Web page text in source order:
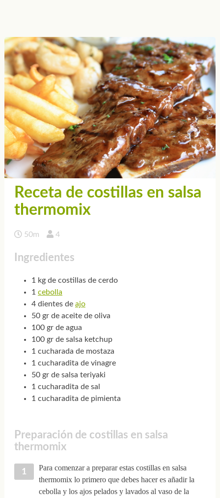
Receta de costillas en salsa
thermomix
50m 4
Ingredientes
1 kg de costillas de cerdo
1 cebolla
4 dientes de ajo
50 gr de aceite de oliva
100 gr de agua
100 gr de salsa ketchup
1 cucharada de mostaza
1 cucharadita de vinagre
50 gr de salsa teriyaki
1 cucharadita de sal
1 cucharadita de pimienta
Preparación de costillas en salsa
thermomix
Para comenzar a preparar estas costillas en salsa
thermomix lo primero que debes hacer es añadir la
cebolla y los ajos pelados y lavados al vaso de la